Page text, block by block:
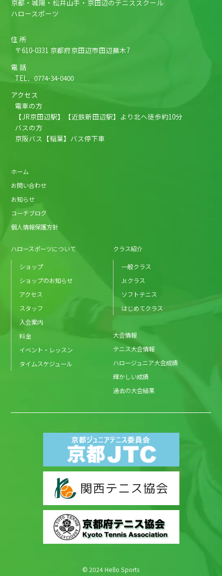
京都・城陽・松井山手・京田辺のテニススクール
ハロースポーツ
住 所
〒610-0331 京都府京田辺市田辺蕪木7
電 話
TEL．0774-34-0400
アクセス
電車の方
【JR京田辺駅】【近鉄新田辺駅】より北へ徒歩約10分
バスの方
京阪バス【稲葉】バス停下車
ホーム
お問い合わせ
お知らせ
コーチブログ
個人情報保護方針
ハロースポーツについて
ショップ
ショップのお知らせ
アクセス
スタッフ
入会案内
料金
イベント・レッスン
タイムスケジュール
クラス紹介
一般クラス
Jr.クラス
ソフトテニス
はじめてクラス
大会情報
テニス大会情報
ハロージュニア大会成績
輝かしい成績
過去の大会結果
© 2024 Hello Sports